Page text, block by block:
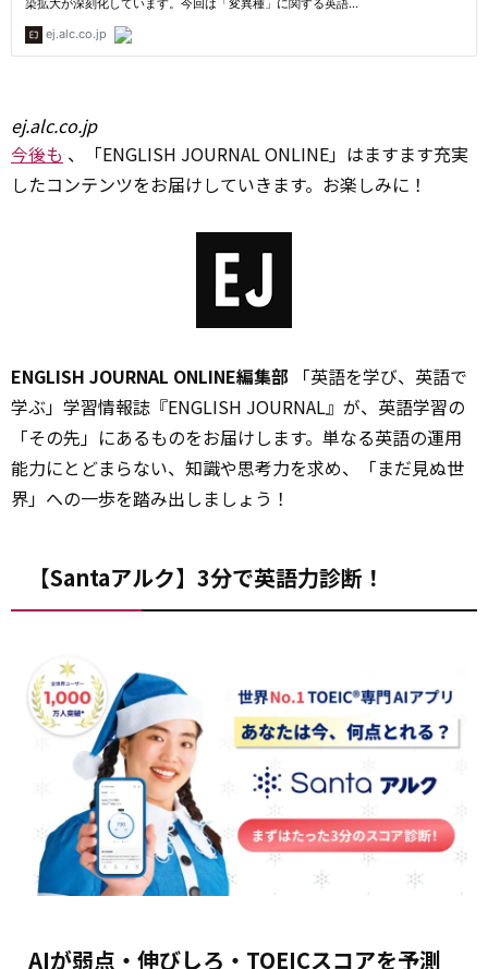
ej.alc.co.jp
今後も 、「ENGLISH JOURNAL ONLINE」はますます充実
したコンテンツをお届けしていきます。お楽しみに！
ENGLISH JOURNAL ONLINE編集部 「英語を学び、英語で
学ぶ」学習情報誌『ENGLISH JOURNAL』が、英語学習の
「その先」にあるものをお届けします。単なる英語の運用
能力にとどまらない、知識や思考力を求め、「まだ見ぬ世
界」への一歩を踏み出しましょう！
【Santaアルク】3分で英語力診断！
AIが弱点・伸びしろ・TOEICスコアを予測